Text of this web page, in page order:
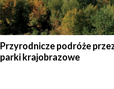
Przyrodnicze podróże
parki krajobrazowe